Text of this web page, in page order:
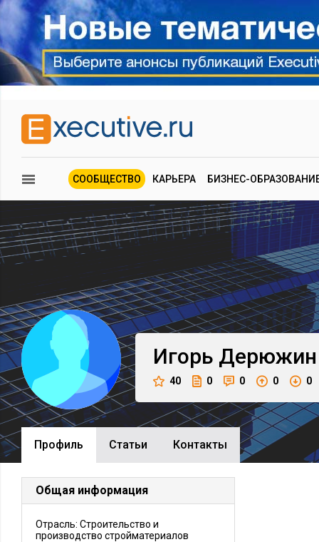
СООБЩЕСТВО КАРЬЕРА БИЗНЕС-
Игорь Дерюжин
40 0 0 0 0
Профиль Cтатьи Контакты
Общая информация
Отрасль: Строительство и
производство стройматериалов